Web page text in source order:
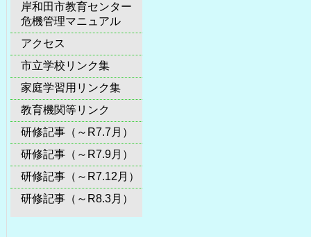
岸和田市教育センター
危機管理マニュアル
アクセス
市立学校リンク集
家庭学習用リンク集
教育機関等リンク
研修記事（～R7.7月）
研修記事（～R7.9月）
研修記事（～R7.12月）
研修記事（～R8.3月）